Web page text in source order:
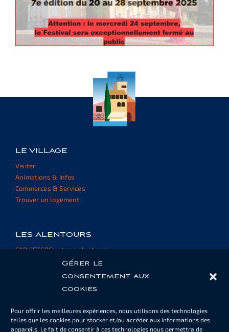
Gérer le
consentement aux
cookies
Pour offrir les meilleures expériences, nous utilisons des technologies
telles que les cookies pour stocker et/ou accéder aux informations des
appareils. Le fait de consentir à ces technologies nous permettra de
LE VILLAGE
Visiter
Animations & Infos
Commerces & Services
Trouver un logement
LES ALENTOURS
CAP ESTEREL et ses alentours
Informations et ressources
Cartes de piscine ou de parking
Informations